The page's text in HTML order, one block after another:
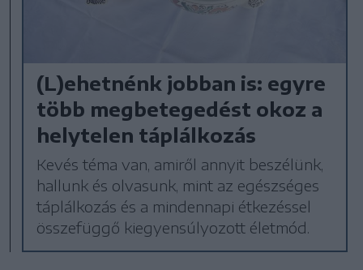
(L)ehetnénk jobban is: egyre
több megbetegedést okoz a
helytelen táplálkozás
Kevés téma van, amiről annyit beszélünk,
hallunk és olvasunk, mint az egészséges
táplálkozás és a mindennapi étkezéssel
összefüggő kiegyensúlyozott életmód.